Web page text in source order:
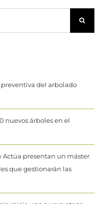
del arbolado
nuevos árboles en el
Actúa presentan un máster
que gestionarán las